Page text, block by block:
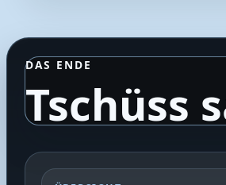
DAS ENDE
Tschüss